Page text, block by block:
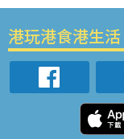
港玩港食港生活